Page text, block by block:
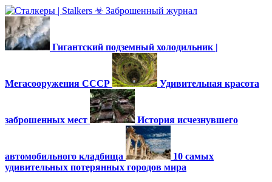
Гигантский подземный холодильник |
Мегасооружения СССР Удивительная красота
заброшенных мест История исчезнувшего
автомобильного кладбища
10 самых
удивительных потерянных городов мира